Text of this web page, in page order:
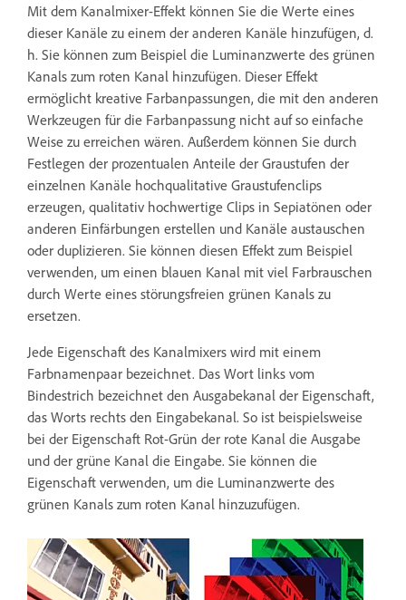
Mit dem Kanalmixer-Effekt können Sie die Werte eines
dieser Kanäle zu einem der anderen Kanäle hinzufügen, d.
h. Sie können zum Beispiel die Luminanzwerte des grünen
Kanals zum roten Kanal hinzufügen. Dieser Effekt
ermöglicht kreative Farbanpassungen, die mit den anderen
Werkzeugen für die Farbanpassung nicht auf so einfache
Weise zu erreichen wären. Außerdem können Sie durch
Festlegen der prozentualen Anteile der Graustufen der
einzelnen Kanäle hochqualitative Graustufenclips
erzeugen, qualitativ hochwertige Clips in Sepiatönen oder
anderen Einfärbungen erstellen und Kanäle austauschen
oder duplizieren. Sie können diesen Effekt zum Beispiel
verwenden, um einen blauen Kanal mit viel Farbrauschen
durch Werte eines störungsfreien grünen Kanals zu
ersetzen.
Jede Eigenschaft des Kanalmixers wird mit einem
Farbnamenpaar bezeichnet. Das Wort links vom
Bindestrich bezeichnet den Ausgabekanal der Eigenschaft,
das Worts rechts den Eingabekanal. So ist beispielsweise
bei der Eigenschaft Rot-Grün der rote Kanal die Ausgabe
und der grüne Kanal die Eingabe. Sie können die
Eigenschaft verwenden, um die Luminanzwerte des
grünen Kanals zum roten Kanal hinzuzufügen.